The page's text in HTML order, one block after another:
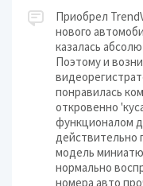
Приобрел
нового
казалась
Поэтому и
понравилась
откровенно
функционалом
действительно
модель
нормально
номера авто